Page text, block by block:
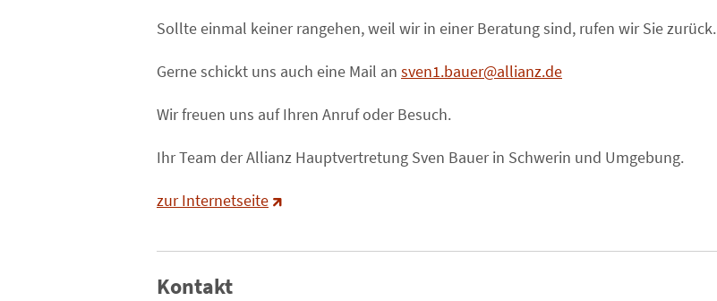
Sollte einmal keiner rangehen, weil wir in einer Beratung sind, rufen wir Sie zurück.
Gerne schickt uns auch eine Mail an sven1.bauer@allianz.de
Wir freuen uns auf Ihren Anruf oder Besuch.
Ihr Team der Allianz Hauptvertretung Sven Bauer in Schwerin und Umgebung.
zur Internetseite
Kontakt